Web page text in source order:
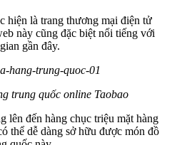
hiện là trang thương mại điện tử
này cũng đặc biệt nổi tiếng với
gần đây.
trung quốc online Taobao
lên đến hàng chục triệu mặt hàng
thể dễ dàng sở hữu được món đồ